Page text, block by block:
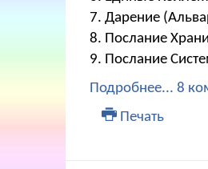
7. ​​​​​​​Дарение
8. Послание
9. Послание
Подробнее... 8
Печать